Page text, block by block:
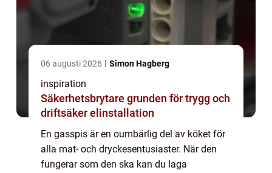
06 augusti 2026 Simon Hagberg
inspiration
Säkerhetsbrytare grunden för trygg och
driftsäker elinstallation
En gasspis är en oumbärlig del av köket för
alla mat- och dryckesentusiaster. När den
fungerar som den ska kan du laga